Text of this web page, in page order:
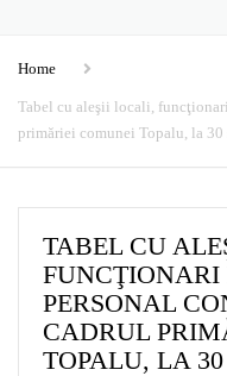
Home
Tabel cu aleşii locali,
primăriei comunei Topalu, la 30
TABEL CU
PERSONAL
CADRUL
TOPALU, LA